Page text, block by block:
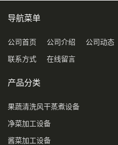
导航菜单
公司首页 公司介绍 公司动态
联系方式 在线留言
产品分类
果蔬清洗风干蒸煮设备
净菜加工设备
酱菜加工设备